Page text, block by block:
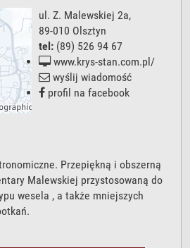
ul. Z. Malewskiej 2a,
89-010 Olsztyn
tel: (89) 526 94 67
www.krys-stan.com.pl/
wyślij wiadomość
profil na facebook
Przepiękną i obszerną
Malewskiej przystosowaną do
wesela , a także mniejszych